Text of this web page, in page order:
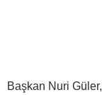
Başkan Nuri Güler,